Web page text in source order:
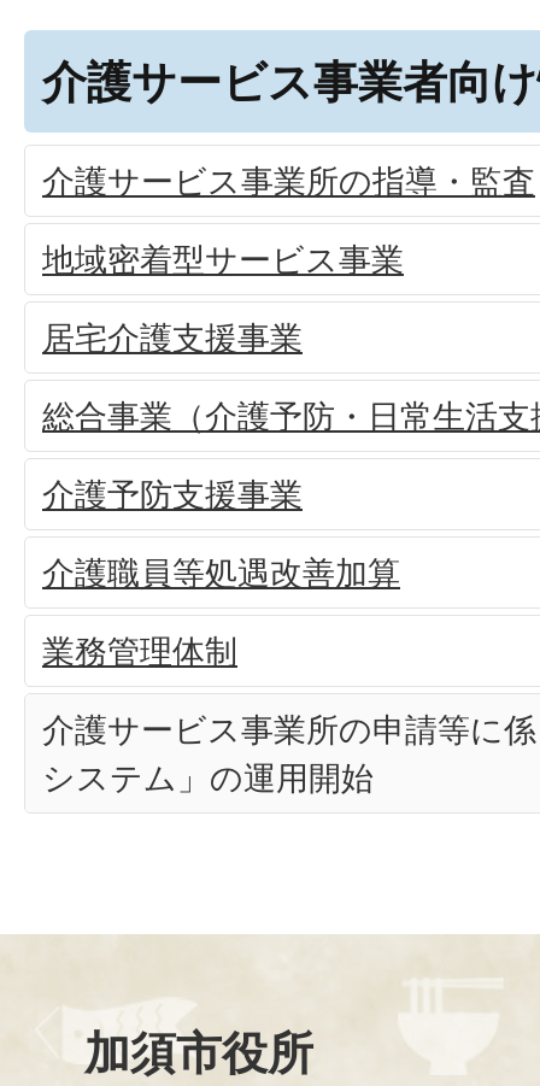
介護サービス事業者向
介護サービス事業所の指導・監査
地域密着型サービス事業
居宅介護支援事業
総合事業（介護予防・日常生活
介護予防支援事業
介護職員等処遇改善加算
業務管理体制
介護サービス事業所の申請等に
システム」の運用開始
加須市役所